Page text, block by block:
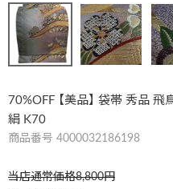
70%OFF 【美品】 袋帯 秀品
絹 K70
商品番号 4000032186198
当店通常価格8,800